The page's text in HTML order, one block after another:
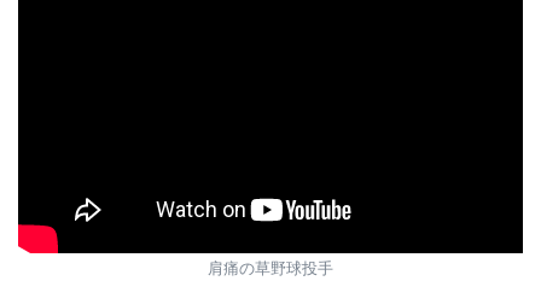
肩痛の草野球投手